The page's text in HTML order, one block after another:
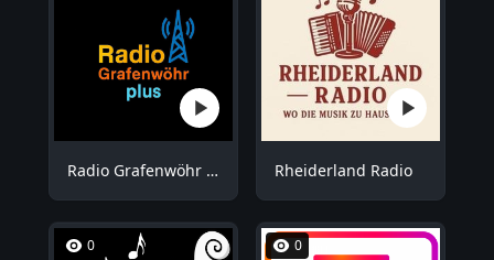
Radio Grafenwöhr - Plus Rheiderland Radio
0 0